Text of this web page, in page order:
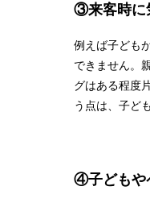
③来客時に
例えば子ども
できません。
グはある程度
う点は、子ど
④子どもや